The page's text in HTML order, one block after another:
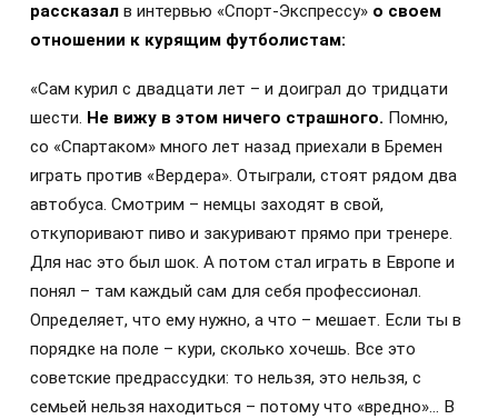
рассказал в интервью «Спорт-Экспрессу» о своем
отношении к курящим футболистам:
«Сам курил с двадцати лет – и доиграл до тридцати
шести. Не вижу в этом ничего страшного. Помню,
со «Спартаком» много лет назад приехали в Бремен
играть против «Вердера». Отыграли, стоят рядом два
автобуса. Смотрим – немцы заходят в свой,
откупоривают пиво и закуривают прямо при тренере.
Для нас это был шок. А потом стал играть в Европе и
понял – там каждый сам для себя профессионал.
Определяет, что ему нужно, а что – мешает. Если ты в
порядке на поле – кури, сколько хочешь. Все это
советские предрассудки: то нельзя, это нельзя, с
семьей нельзя находиться – потому что «вредно»... В